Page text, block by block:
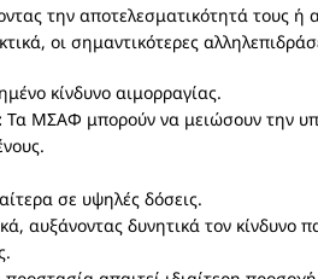
την αποτελεσματικότητά τους ή
οι σημαντικότερες
κίνδυνο αιμορραγίας.
Τα ΜΣΑΦ μπορούν να μειώσουν την
σε υψηλές δόσεις.
αυξάνοντας δυνητικά τον κίνδυνο